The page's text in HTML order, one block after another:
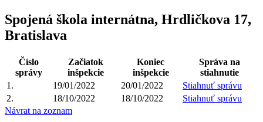
Spojená škola internátna, Hrdličkova 17,
Bratislava
Číslo
správy
Začiatok
inšpekcie
Koniec
inšpekcie
Správa na
stiahnutie
1.
19/01/2022 20/01/2022
Stiahnuť správu
2.
18/10/2022 18/10/2022
Stiahnuť správu
Návrat na zoznam